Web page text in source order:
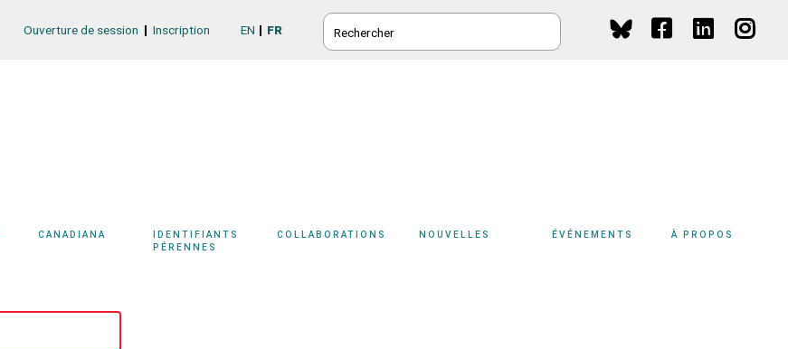
RECHERCHER
EN FR
Ouverture de session Inscription
CANADIANA
IDENTIFIANTS
PÉRENNES
COLLABORATIONS NOUVELLES ÉVÉNEMENTS À PROPOS